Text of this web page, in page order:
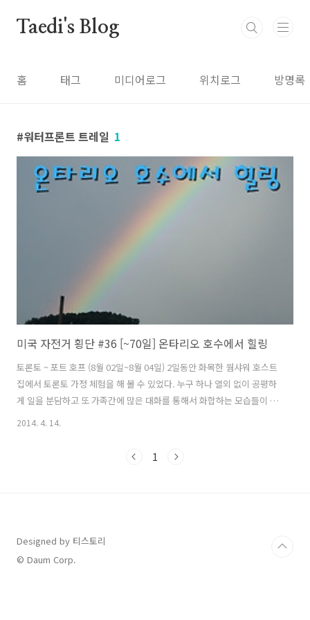
Taedi's Blog
홈 태그 미디어로그 위치로그 방명록
워터프론트 트레일 1
미국 자전거 횡단 #36 [~70일] 온타리오 호수에서 힐링
토론토 ~ 포트 호프 (8월 02일~8월 04일) 2일동안 화목한 웜샤워 호스트
집에서 토론토 가정 체험을 해 볼 수 있었다. 누구 하나 열외 없이 공평하
게 일을 분담하고 또 가족간에 많은 대화를 통해서 화합하는 모습들이 매
우 인상적이었다. 캐나다 국경을 넘어서 타고 왔던 워터프론트 트레일길
50km정도 되는 거리다. 토론토부터 오샤와까지는 열차를 타고 갈 예정
2014. 4. 14.
1
Designed by 티스토리
© Daum Corp.